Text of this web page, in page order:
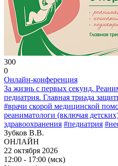
300
0
Онлайн-конференция
За жизнь с первых секунд.
педиатрия. Главная триада
#врачи скорой медицинской
реаниматологи (включая
здравоохранения #педиатрия
Зубков В.В.
ОНЛАЙН
22 октября 2026
12:00 - 17:00 (мск)